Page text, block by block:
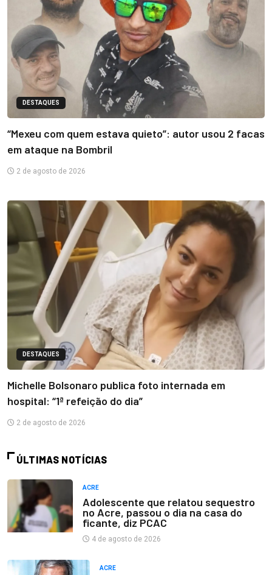
DESTAQUES
“Mexeu com quem estava quieto”: autor usou 2 facas
em ataque na Bombril
2 de agosto de 2026
DESTAQUES
Michelle Bolsonaro publica foto internada em
hospital: “1ª refeição do dia”
2 de agosto de 2026
ÚLTIMAS NOTÍCIAS
ACRE
Adolescente que relatou sequestro
no Acre, passou o dia na casa do
ficante, diz PCAC
4 de agosto de 2026
ACRE